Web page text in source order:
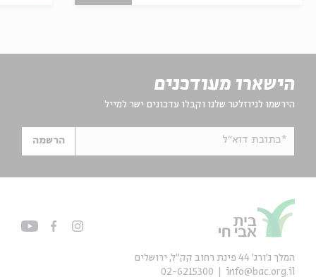
הישארו מעודכנים
הירשמו לניוזלטר שלנו וקבלו עדכונים ישר למייל
*כתובת דוא"ל הרשמה
המלך ג'ורג' 44 פינת רחוב קק״ל, ירושלים
info@bac.org.il
02-6215300